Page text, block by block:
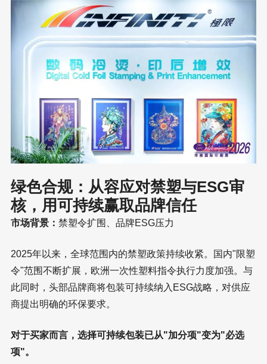
绿色合规：从容应对禁塑与ESG审
核，用可持续赢取品牌信任
市场背景： 禁塑令扩围、品牌ESG压力
2025年以来，全球范围内的禁塑政策持续收紧。国内"限塑
令"范围不断扩展，欧洲一次性塑料指令执行力度加强。与
此同时，头部品牌商将包装可持续纳入ESG战略，对供应
商提出明确的环保要求。
对于买家而言，选择可持续包装已从"加分项"变为"必选
项"。